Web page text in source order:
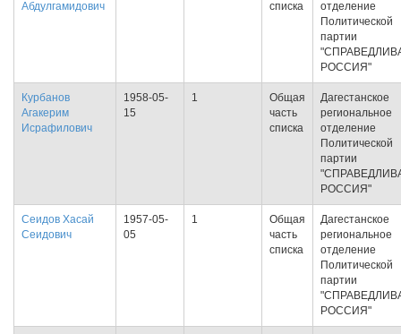
Абдулгамидович списка
отделение
Политической
партии
РОССИЯ"
Курбанов
Агакерим
Исрафилович
1958-05-
15
1
Общая
часть
списка
Дагестанское
региональное
отделение
Политической
партии
РОССИЯ"
Сеидов Хасай
Сеидович
1957-05-
05
1
Общая
часть
списка
Дагестанское
региональное
отделение
Политической
партии
РОССИЯ"